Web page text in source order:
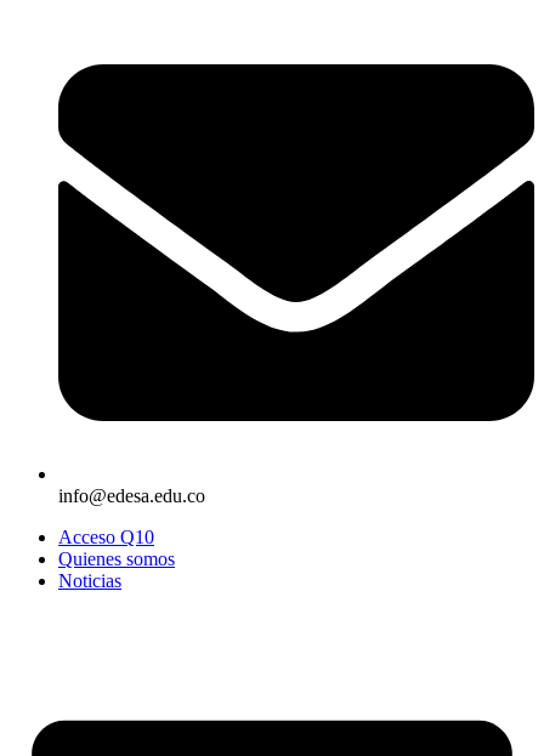
info@edesa.edu.co
Acceso Q10
Quienes somos
Noticias